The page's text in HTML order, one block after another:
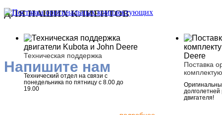
ДЛЯ НАШИХ КЛИЕНТОВ
Техническая поддержка
Технический отдел на связи с
понедельника по пятницу с 8.00 до
19.00
Поставка
двигателя!
Напишите нам